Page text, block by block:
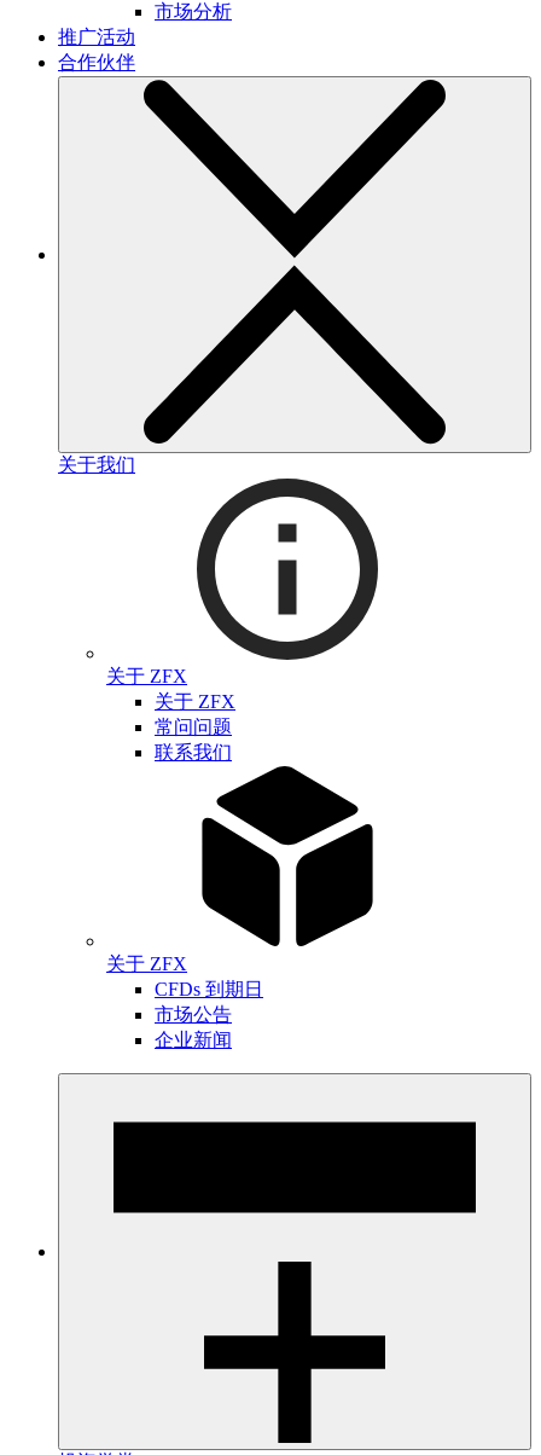
市场分析
推广活动
合作伙伴
关于我们
关于 ZFX
关于 ZFX
常问问题
联系我们
关于 ZFX
CFDs 到期日
市场公告
企业新闻